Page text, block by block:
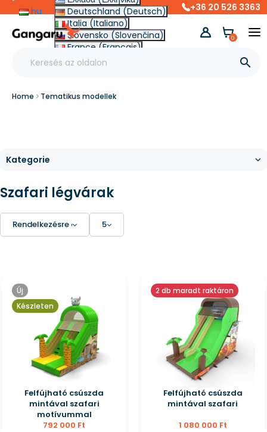
hu
Deutschland (Deutsch)
Italia (Italiano)
Slovensko (Slovenčina)
France (Français)
Other (English €)
+36 20 526 3363

0
Home Tematikus modellek
Szafari légvárak
Rendelkezésre állás 5
Új
Készleten
Felfújható csúszda
mintával szafari
motívummal
792 000 Ft
2 db maradt raktáron
Felfújható csúszda
mintával szafari
1 080 000 Ft